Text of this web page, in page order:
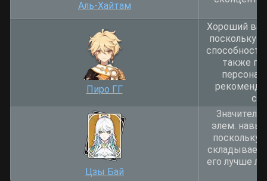
Аль-Хайтам
Пиро ГГ
Хороший
поскольку
также
Цзы Бай
элем.
поскольку
его лучше